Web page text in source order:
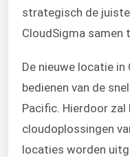
strategisch de
CloudSigma samen
De nieuwe locatie
bedienen van de
Pacific. Hierdoor
cloudoplossingen
locaties worden